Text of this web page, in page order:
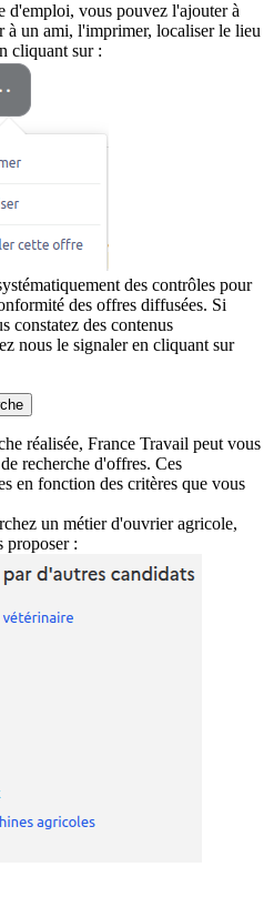
d'emploi, vous pouvez l'ajouter à
à un ami, l'imprimer, localiser le lieu
cliquant sur :
des contrôles pour
des offres diffusées. Si
constatez des contenus
nous le signaler en cliquant sur
réalisée, France Travail peut vous
recherche d'offres. Ces
en fonction des critères que vous
un métier d'ouvrier agricole,
proposer :